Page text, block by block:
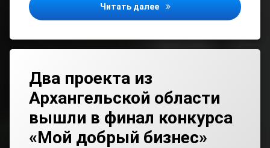
Читать далее В Архангельской
Два проекта из
Архангельской области
вышли в финал конкурса
«Мой добрый бизнес»